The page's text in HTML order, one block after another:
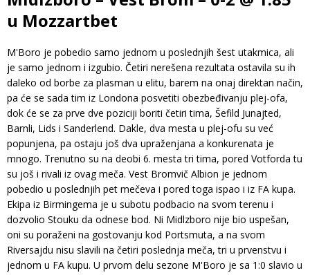
u Mozzartbet
M'Boro je pobedio samo jednom u poslednjih šest utakmica, ali
je samo jednom i izgubio. Četiri nerešena rezultata ostavila su ih
daleko od borbe za plasman u elitu, barem na onaj direktan način,
pa će se sada tim iz Londona posvetiti obezbeđivanju plej-ofa,
dok će se za prve dve poziciji boriti četiri tima, Šefild Junajted,
Barnli, Lids i Sanderlend. Dakle, dva mesta u plej-ofu su već
popunjena, pa ostaju još dva upraženjana a konkurenata je
mnogo. Trenutno su na deobi 6. mesta tri tima, pored Votforda tu
su još i rivali iz ovag meča. Vest Bromvič Albion je jednom
pobedio u poslednjih pet mečeva i pored toga ispao i iz FA kupa.
Ekipa iz Birmingema je u subotu podbacio na svom terenu i
dozvolio Stouku da odnese bod. Ni Midlzboro nije bio uspešan,
oni su poraženi na gostovanju kod Portsmuta, a na svom
Riversajdu nisu slavili na četiri poslednja meča, tri u prvenstvu i
jednom u FA kupu. U prvom delu sezone M'Boro je sa 1:0 slavio u